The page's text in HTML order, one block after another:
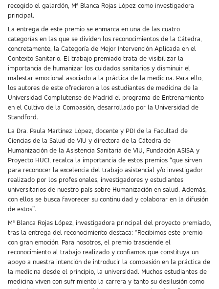
recogido el galardón, Mª Blanca Rojas López como investigadora
principal.
La entrega de este premio se enmarca en una de las cuatro
categorías en las que se dividen los reconocimientos de la Cátedra,
concretamente, la Categoría de Mejor Intervención Aplicada en el
Contexto Sanitario. El trabajo premiado trata de visibilizar la
importancia de humanizar los cuidados sanitarios y disminuir el
malestar emocional asociado a la práctica de la medicina. Para ello,
los autores de este ofrecieron a los estudiantes de medicina de la
Universidad Complutense de Madrid el programa de Entrenamiento
en el Cultivo de la Compasión, desarrollado por la Universidad de
Standford.
La Dra. Paula Martínez López, docente y PDI de la Facultad de
Ciencias de la Salud de VIU y directora de la Cátedra de
Humanización de la Asistencia Sanitaria de VIU, Fundación ASISA y
Proyecto HUCI, recalca la importancia de estos premios “que sirven
para reconocer la excelencia del trabajo asistencial y/o investigador
realizado por los profesionales, investigadores y estudiantes
universitarios de nuestro país sobre Humanización en salud. Además,
con ellos se busca favorecer su continuidad y colaborar en la difusión
de estos”.
Mª Blanca Rojas López, investigadora principal del proyecto premiado,
tras la entrega del reconocimiento destaca: “Recibimos este premio
con gran emoción. Para nosotros, el premio trasciende el
reconocimiento al trabajo realizado y confiamos que constituya un
apoyo a nuestra intención de introducir la compasión en la práctica de
la medicina desde el principio, la universidad. Muchos estudiantes de
medicina viven con sufrimiento la carrera y tanto su desilusión como